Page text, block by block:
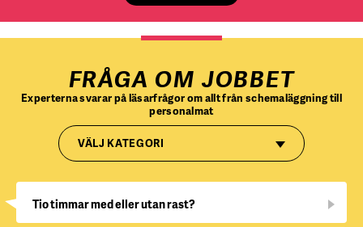
FRÅGA OM JOBBET
Experterna svarar på läsarfrågor om allt från schemaläggning till
personalmat
VÄLJ KATEGORI
Tio timmar med eller utan rast?